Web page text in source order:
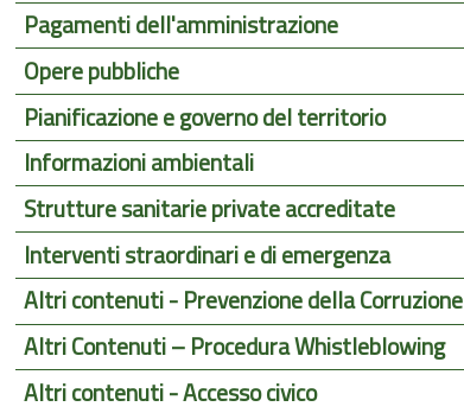
Pagamenti dell'amministrazione
Opere pubbliche
Pianificazione e governo del territorio
Informazioni ambientali
Strutture sanitarie private accreditate
Interventi straordinari e di emergenza
Altri contenuti - Prevenzione della Corruzione
Altri Contenuti – Procedura Whistleblowing
Altri contenuti - Accesso civico